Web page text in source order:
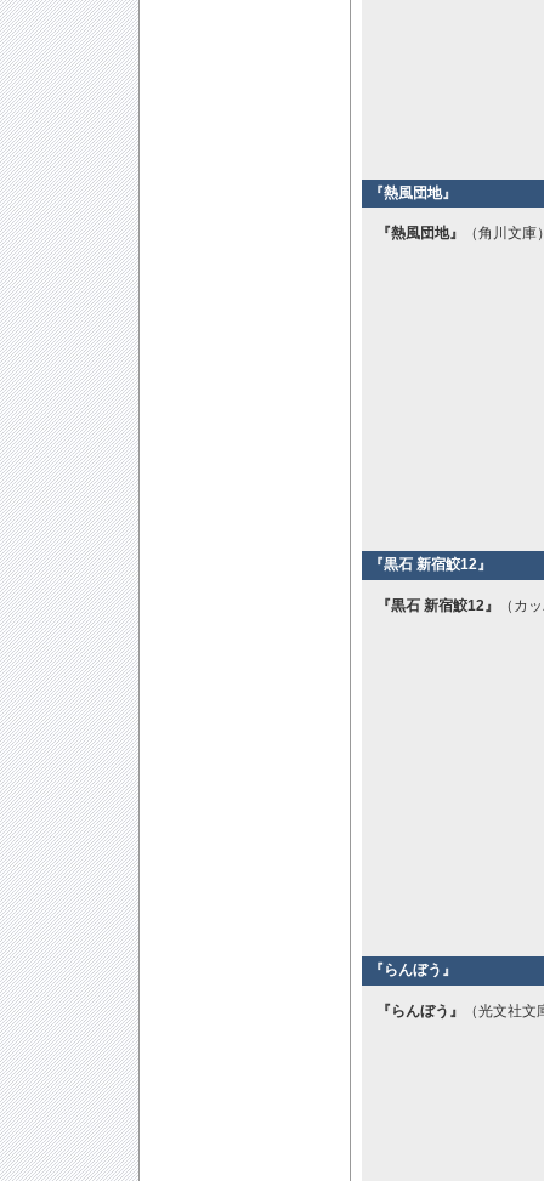
『熱風団地』
『熱風団地』 （角川文
『黒石 新宿鮫12』
『黒石 新宿鮫12』 （カ
『らんぼう』
『らんぼう』 （光文社